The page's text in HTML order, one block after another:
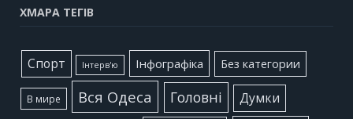
ХМАРА ТЕГІВ
Cпорт Інтерв'ю Інфографіка Без категории
В мире Вся Одеса Головні Думки